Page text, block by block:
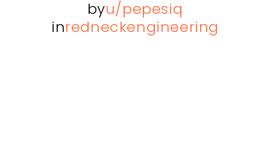
byu/pepesiq
inredneckengineering